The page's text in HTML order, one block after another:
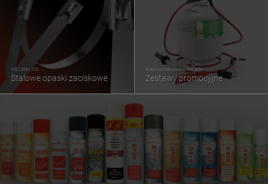
AISI 304 i 316
Stalowe opaski zaciskowe
Kleje kontaktowe w butlach
Zestawy promocyjne